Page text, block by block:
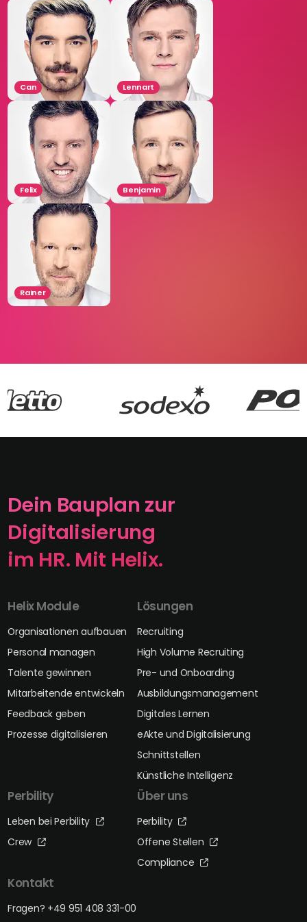
Can Lennart
Felix Benjamin
Rainer
Dein Bauplan zur
Digitalisierung
im HR. Mit Helix.
Helix Module
Organisationen aufbauen
Personal managen
Talente gewinnen
Mitarbeitende entwickeln
Feedback geben
Prozesse digitalisieren
Lösungen
Recruiting
High Volume Recruiting
Pre- und Onboarding
Ausbildungsmanagement
Digitales Lernen
eAkte und Digitalisierung
Schnittstellen
Künstliche Intelligenz
Perbility
Leben bei Perbility
Crew
Über uns
Perbility
Offene Stellen
Compliance
Kontakt
Fragen? +49 951 408 331-00